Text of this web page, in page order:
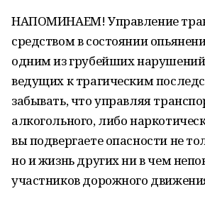
НАПОМИНАЕМ! Управление
средством в состоянии
одним из грубейших
ведущих к трагическим
забывать, что управляя
алкогольного, либо
вы подвергаете опасности не
но и жизнь других ни в чем
участников дорожного